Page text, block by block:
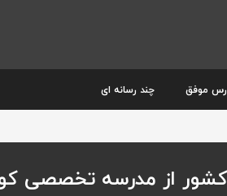
موفق چند رسانه ای
کشور از مدرسه تخصصی